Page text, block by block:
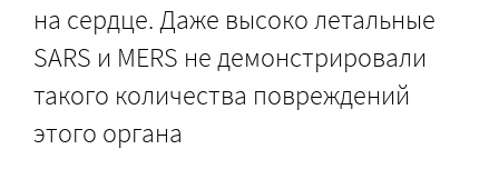
на сердце. Даже высоко летальные
SARS и MERS не демонстрировали
такого количества повреждений
этого органа